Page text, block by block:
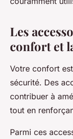
Les
confort et
Votre confort
sécurité. Des
contribuer à
tout en
Parmi ces